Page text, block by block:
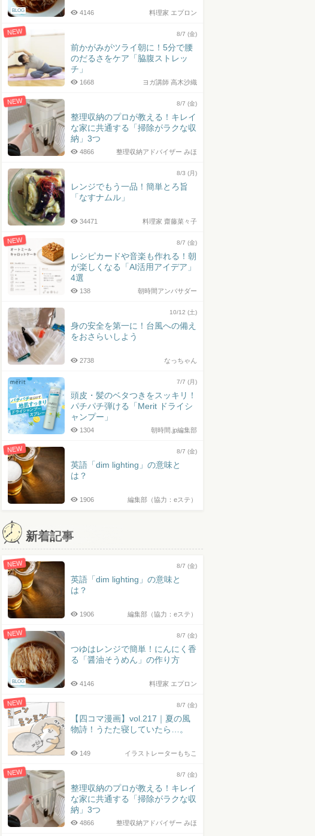
BLOG 料理家 エプロン
4146
NEW 8/7 (金)
前かがみがツライ朝に！5分で腰
のだるさをケア「脇腹ストレッ
チ」
ヨガ講師 高木沙織
1668
NEW 8/7 (金)
整理収納のプロが教える！キレイ
な家に共通する「掃除がラクな収
納」3つ
整理収納アドバイザー みほ
4866
8/3 (月)
レンジでもう一品！簡単とろ旨
「なすナムル」
料理家 齋藤菜々子
34471
NEW 8/7 (金)
レシピカードや音楽も作れる！朝
が楽しくなる「AI活用アイデア」
4選
朝時間アンバサダー
138
10/12 (土)
身の安全を第一に！台風への備え
をおさらいしよう
なっちゃん
2738
7/7 (月)
頭皮・髪のベタつきをスッキリ！
パチパチ弾ける「Merit ドライシ
ャンプー」
朝時間.jp編集部
1304
NEW 8/7 (金)
英語「dim lighting」の意味と
は？
編集部（協力：eステ）
1906
新着記事
NEW 8/7 (金)
英語「dim lighting」の意味と
は？
編集部（協力：eステ）
1906
NEW
BLOG
8/7 (金)
つゆはレンジで簡単！にんにく香
る「醤油そうめん」の作り方
料理家 エプロン
4146
NEW 8/7 (金)
【四コマ漫画】vol.217｜夏の風
物詩！うたた寝していたら…。
イラストレーターもちこ
149
NEW 8/7 (金)
整理収納のプロが教える！キレイ
な家に共通する「掃除がラクな収
納」3つ
整理収納アドバイザー みほ
4866